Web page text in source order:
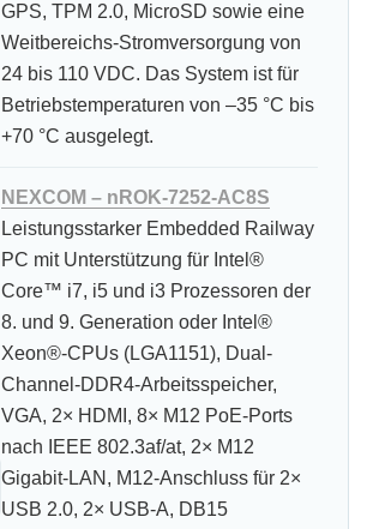
GPS, TPM 2.0, MicroSD sowie eine
Weitbereichs-Stromversorgung von
24 bis 110 VDC. Das System ist für
Betriebstemperaturen von –35 °C bis
+70 °C ausgelegt.
NEXCOM – nROK-7252-AC8S
Leistungsstarker Embedded Railway
PC mit Unterstützung für Intel®
Core™ i7, i5 und i3 Prozessoren der
8. und 9. Generation oder Intel®
Xeon®-CPUs (LGA1151), Dual-
Channel-DDR4-Arbeitsspeicher,
VGA, 2× HDMI, 8× M12 PoE-Ports
nach IEEE 802.3af/at, 2× M12
Gigabit-LAN, M12-Anschluss für 2×
USB 2.0, 2× USB-A, DB15